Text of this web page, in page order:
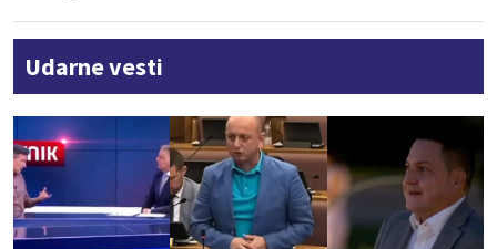
Udarne vesti